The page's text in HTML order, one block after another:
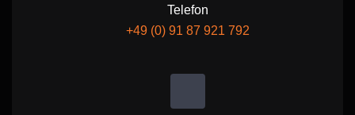
Telefon
+49 (0) 91 87 921 792